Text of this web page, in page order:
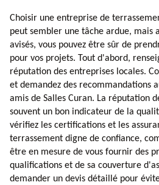
Choisir une entreprise de
peut sembler une tâche ardue, mais
avisés, vous pouvez être sûr de
pour vos projets. Tout d'abord,
réputation des entreprises locales.
et demandez des recommandations
amis de Salles Curan. La réputation
souvent un bon indicateur de la
vérifiez les certifications et les
terrassement digne de confiance,
être en mesure de vous fournir des
qualifications et de sa couverture
demander un devis détaillé pour